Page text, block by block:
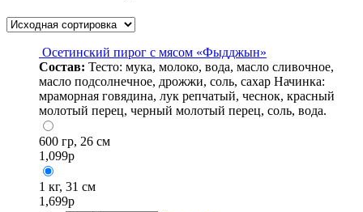
Осетинский пирог с мясом «Фыдджын»
Состав: Тесто: мука, молоко, вода, масло сливочное,
масло подсолнечное, дрожжи, соль, сахар Начинка:
мраморная говядина, лук репчатый, чеснок, красный
молотый перец, черный молотый перец, соль, вода.
600 гр, 26 см
1,099р
1 кг, 31 см
1,699р